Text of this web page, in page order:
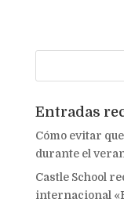
Entradas
Cómo evitar
durante el
Castle School
internacional